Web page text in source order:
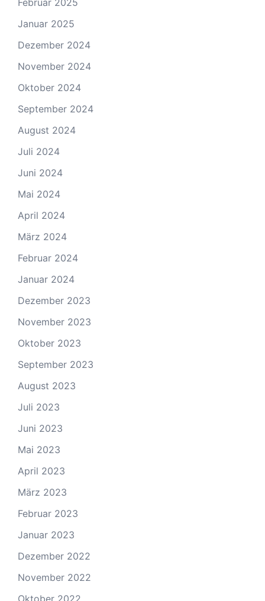
Februar 2025
Januar 2025
Dezember 2024
November 2024
Oktober 2024
September 2024
August 2024
Juli 2024
Juni 2024
Mai 2024
April 2024
März 2024
Februar 2024
Januar 2024
Dezember 2023
November 2023
Oktober 2023
September 2023
August 2023
Juli 2023
Juni 2023
Mai 2023
April 2023
März 2023
Februar 2023
Januar 2023
Dezember 2022
November 2022